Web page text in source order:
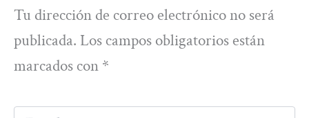
Tu dirección de correo electrónico no será
publicada. Los campos obligatorios están
marcados con *
Escribe